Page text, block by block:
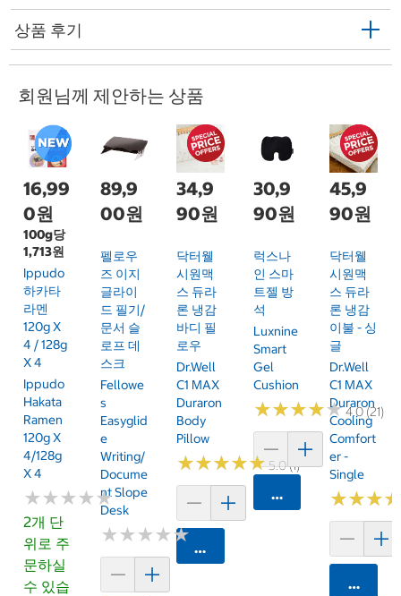
상품 후기
회원님께 제안하는 상품
16,99
0원
100g당
1,713원
Ippudo
하카타
라멘
120g X
4 / 128g
X 4
Ippudo
Hakata
Ramen
120g X
4/128g
X 4
★★★★★
★★★★★
2개 단
위로 주
문하실
수 있습
89,9
00원
펠로우
즈 이지
글라이
드 필기/
문서 슬
로프 데
스크
Fellowe
S
Easyglid
E
Writing/
Docume
Nt Slope
Desk
★★★★★
★★★★★
34,9
90원
닥터웰
시원맥
스 듀라
론 냉감
바디 필
로우
Dr.Well
C1 MAX
Duraron
Body
Pillow
★★★★★
★★★★★5.0 (1)
카트에 담기
30,9
90원
럭스나
인 스마
트젤 방
석
Luxnine
Smart
Gel
Cushion
★★★★★
★★★★★4.0 (21)
카트에 담기
45,9
90원
닥터웰
시원맥
스 듀라
론 냉감
이불 - 싱
글
Dr.Well
C1 MAX
Duraron
Cooling
Comfort
Er -
Single
★★★
★★★
카트에